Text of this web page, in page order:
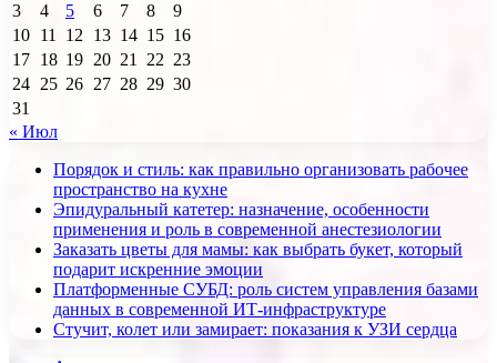
3
4 5 6 7 8
9
10 11 12 13 14 15 16
17 18 19 20 21 22 23
24 25 26 27 28 29 30
31
« Июл
Порядок и стиль: как правильно организовать рабочее
пространство на кухне
Эпидуральный катетер: назначение, особенности
применения и роль в современной анестезиологии
Заказать цветы для мамы: как выбрать букет, который
подарит искренние эмоции
Платформенные СУБД: роль систем управления базами
данных в современной ИТ-инфраструктуре
Стучит, колет или замирает: показания к УЗИ сердца